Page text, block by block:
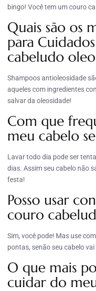
bingo! Você tem um couro
Quais são os
para
cabeludo
Shampoos antioleosidade
aqueles com ingredientes
salvar da oleosidade!
Com que
meu cabelo
Lavar todo dia pode ser
dias. Assim seu cabelo não
festa!
Posso usar
couro
Sim, você pode! Mas use
pontas, senão seu cabelo
O que mais
cuidar do